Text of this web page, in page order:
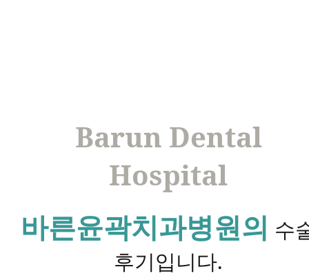
Barun Dental
Hospital
바른윤곽치과병원의 수
후기입니다.